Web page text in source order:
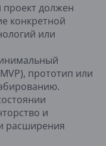
должен
конкретной
или
прототип или
и
расширения